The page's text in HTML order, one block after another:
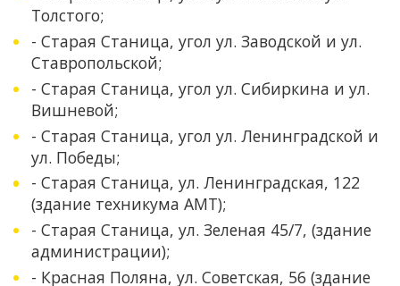
Толстого;
- Старая Станица, угол ул. Заводской и ул.
Ставропольской;
- Старая Станица, угол ул. Сибиркина и ул.
Вишневой;
- Старая Станица, угол ул. Ленинградской и
ул. Победы;
- Старая Станица, ул. Ленинградская, 122
(здание техникума АМТ);
- Старая Станица, ул. Зеленая 45/7, (здание
администрации);
- Красная Поляна, ул. Советская, 56 (здание